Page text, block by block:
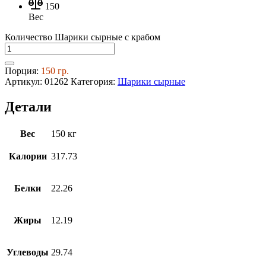
150
Вес
Количество Шарики сырные с крабом
Порция: 150 гр.
Артикул: 01262 Категория: Шарики сырные
Детали
Вес 150 кг
Калории 317.73
Белки 22.26
Жиры 12.19
Углеводы 29.74